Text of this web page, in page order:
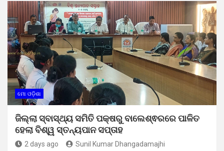
ମୋ ଓଡ଼ିଶା
ଜିଲ୍ଲା ସ୍ବାସ୍ଥ୍ୟ ସମିତି ପକ୍ଷରୁ ବାଲେଶ୍ଵରରେ ପାଳିତ
ହେଲା ବିଶ୍ୱ ସ୍ତନ୍ୟପାନ ସପ୍ତାହ
2 days ago Sunil Kumar Dhangadamajhi